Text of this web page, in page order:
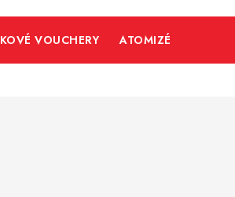
VOUCHERY ATOMIZÉRY A